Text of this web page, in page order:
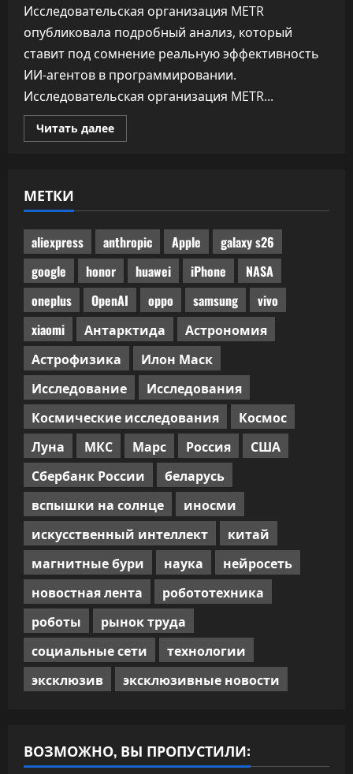
Исследовательская организация METR
опубликовала подробный анализ, который
ставит под сомнение реальную эффективность
ИИ-агентов в программировании.
Исследовательская организация METR...
Читать далееПрочитать
больше
не
прошла
ручного
код-
ревью
МЕТКИ
aliexpress anthropic Apple
galaxy s26
google
honor huawei iPhone
NASA
oneplus
OpenAI oppo samsung
vivo
xiaomi
Антарктида
Астрономия
Астрофизика
Илон Маск
Исследование
Исследования
Космические исследования
Космос
Луна
МКС Марс Россия
США
Сбербанк России
беларусь
вспышки на солнце
иносми
искусственный интеллект
китай
магнитные бури
наука
нейросеть
новостная лента
робототехника
роботы
рынок труда
социальные сети
технологии
эксклюзив
эксклюзивные новости
ВОЗМОЖНО, ВЫ ПРОПУСТИЛИ: